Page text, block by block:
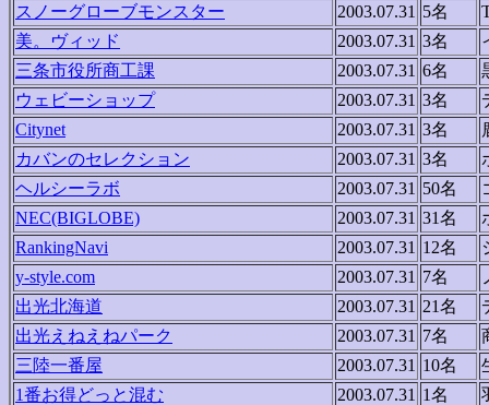
スノーグローブモンスター
2003.07.31 5名
美。ヴィッド
2003.07.31 3名
三条市役所商工課
2003.07.31 6名
ウェビーショップ
2003.07.31 3名
Citynet
2003.07.31 3名
カバンのセレクション
2003.07.31 3名
ヘルシーラボ
2003.07.31 50名
NEC(BIGLOBE)
2003.07.31 31名
RankingNavi
2003.07.31 12名
y-style.com
2003.07.31 7名
出光北海道
2003.07.31 21名
出光えねえねパーク
2003.07.31 7名
三陸一番屋
2003.07.31 10名
1番お得どっと混む
2003.07.31 1名